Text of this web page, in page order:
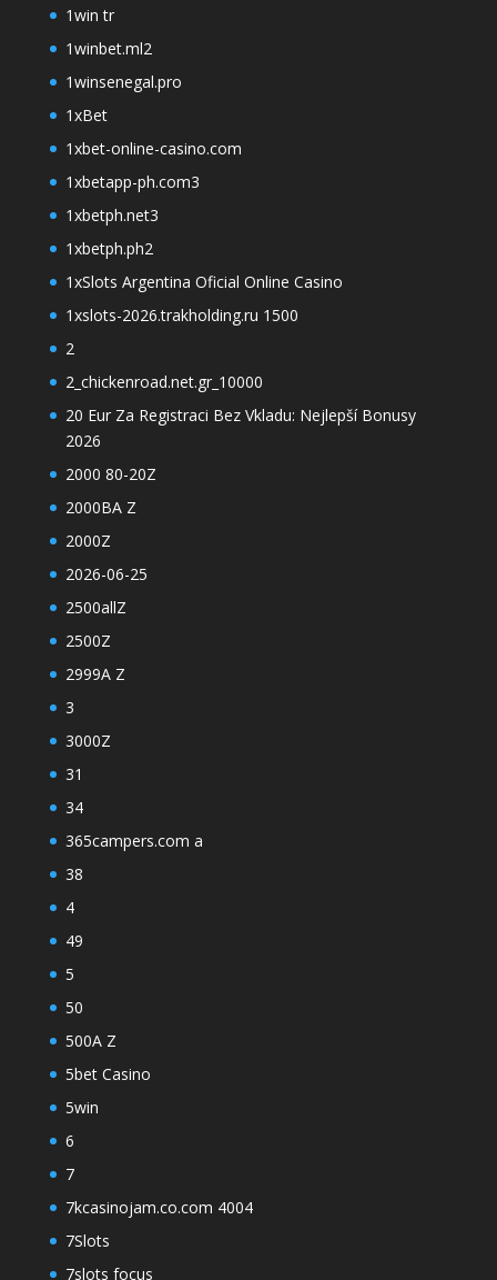
1win tr
1winbet.ml2
1winsenegal.pro
1xBet
1xbet-online-casino.com
1xbetapp-ph.com3
1xbetph.net3
1xbetph.ph2
1xSlots Argentina Oficial Online Casino
1xslots-2026.trakholding.ru 1500
2
2_chickenroad.net.gr_10000
20 Eur Za Registraci Bez Vkladu: Nejlepší Bonusy
2026
2000 80-20Z
2000BA Z
2000Z
2026-06-25
2500allZ
2500Z
2999A Z
3
3000Z
31
34
365campers.com a
38
4
49
5
50
500A Z
5bet Casino
5win
6
7
7kcasinojam.co.com 4004
7Slots
7slots focus